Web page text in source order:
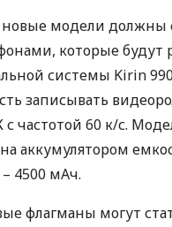
новые модели должны
которые будут
системы Kirin
записывать
частотой 60 к/с.
аккумулятором
4500 мАч.
флагманы могут